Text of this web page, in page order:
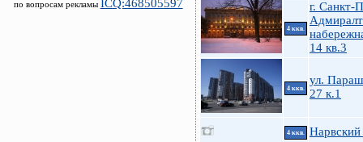
по вопросам рекламы ICQ:468505597
4 ккв.
г. Санкт-
14 кв.3
4 ккв.
ул.
27 к.1
4 ккв.